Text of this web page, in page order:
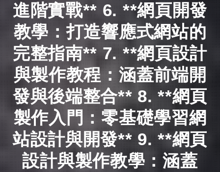
進階實戰** 6. **網頁開發
教學：打造響應式網站的
完整指南** 7. **網頁設計
與製作教程：涵蓋前端開
發與後端整合** 8. **網頁
製作入門：零基礎學習網
站設計與開發** 9. **網頁
設計與製作教學：涵蓋